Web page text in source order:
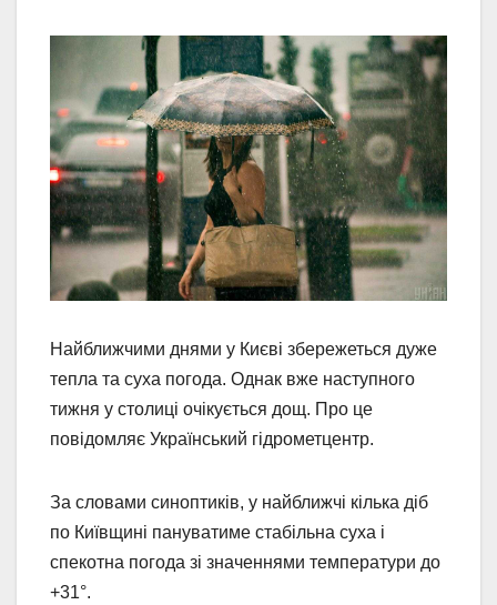
Найближчими днями у Києві збережеться дуже
тепла та суха погода. Однак вже наступного
тижня у столиці очікується дощ. Про це
повідомляє Український гідрометцентр.
За словами синоптиків, у найближчі кілька діб
по Київщині пануватиме стабільна суха і
спекотна погода зі значеннями температури до
+31°.